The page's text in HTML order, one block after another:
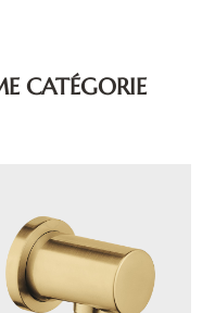
CATÉGORIE